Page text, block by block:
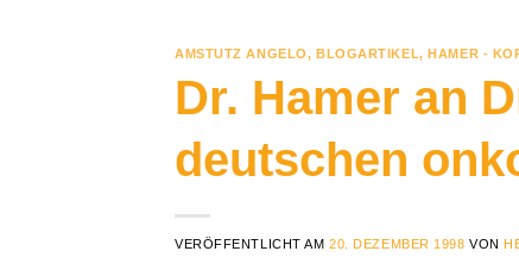
AMSTUTZ ANGELO, BLOGARTIKEL,HAMER -
Dr. Hamer an
deutschen
VERÖFFENTLICHT AM20. DEZEMBER 1998 VON